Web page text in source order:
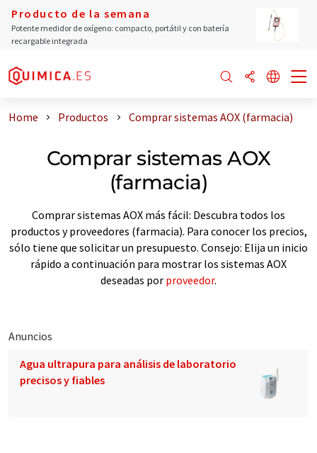
Producto de la semana
Potente medidor de oxígeno: compacto, portátil y con batería
recargable integrada
Home Productos Comprar sistemas AOX (farmacia)
Comprar sistemas AOX
(farmacia)
Comprar sistemas AOX más fácil: Descubra todos los
productos y proveedores (farmacia). Para conocer los precios,
sólo tiene que solicitar un presupuesto. Consejo: Elija un inicio
rápido a continuación para mostrar los sistemas AOX
deseadas por proveedor.
Anuncios
Agua ultrapura para análisis de laboratorio
precisos y fiables